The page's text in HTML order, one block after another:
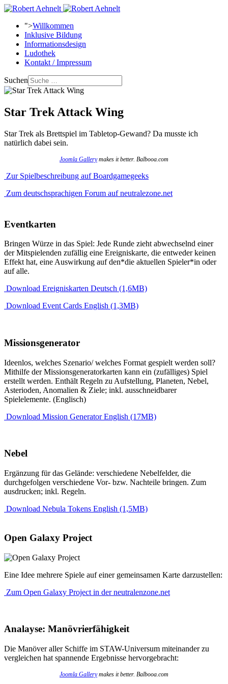
">Willkommen
Inklusive Bildung
Informationsdesign
Ludothek
Kontakt / Impressum
Suchen
Star Trek Attack Wing
Star Trek als Brettspiel im Tabletop-Gewand? Da musste ich
natürlich dabei sein.
Joomla Gallerymakes it better. Balbooa.com
Zur Spielbeschreibung auf Boardgamegeeks
Zum deutschsprachigen Forum auf neutralezone.net
Eventkarten
Bringen Würze in das Spiel: Jede Runde zieht abwechselnd einer
der Mitspielenden zufällig eine Ereigniskarte, die entweder keinen
Effekt hat, eine Auswirkung auf den*die aktuellen Spieler*in oder
auf alle.
Download Ereigniskarten Deutsch (1,6MB)
Download Event Cards English (1,3MB)
Missionsgenerator
Ideenlos, welches Szenario/ welches Format gespielt werden soll?
Mithilfe der Missionsgeneratorkarten kann ein (zufälliges) Spiel
erstellt werden. Enthält Regeln zu Aufstellung, Planeten, Nebel,
Asterioden, Anomalien & Ziele; inkl. ausschneidbarer
Spielelemente. (Englisch)
Download Mission Generator English (17MB)
Nebel
Ergänzung für das Gelände: verschiedene Nebelfelder, die
durchgefolgen verschiedene Vor- bzw. Nachteile bringen. Zum
ausdrucken; inkl. Regeln.
Download Nebula Tokens English (1,5MB)
Open Galaxy Project
Eine Idee mehrere Spiele auf einer gemeinsamen Karte darzustellen:
Zum Open Galaxy Project in der neutralenzone.net
Analayse: Manövrierfähigkeit
Die Manöver aller Schiffe im STAW-Universum miteinander zu
vergleichen hat spannende Ergebnisse hervorgebracht:
Joomla Gallerymakes it better. Balbooa.com